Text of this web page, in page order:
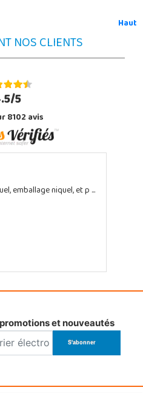
Haut
NOS CLIENTS
5
8102 avis
ni bache ni pompe a
emballage niquel, et p ...
et nouveautés